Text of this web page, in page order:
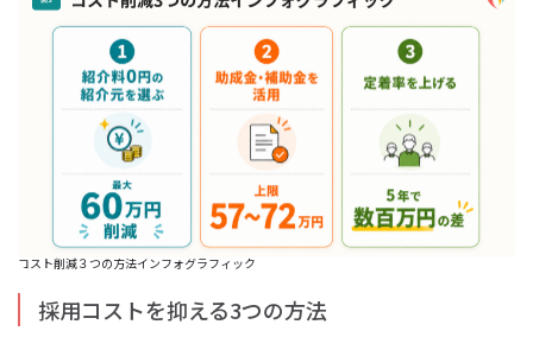
コスト削減３つの方法インフォグラフィック
採用コストを抑える3つの方法